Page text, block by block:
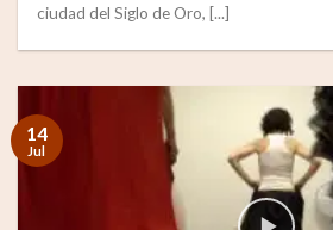
ciudad del Siglo de Oro, [...]
14
Jul